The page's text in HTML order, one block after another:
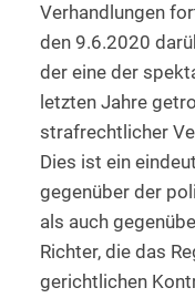
Verhandlungen
den 9.6.2020
der eine der
letzten Jahre
strafrechtlicher
Dies ist ein
gegenüber der
als auch
Richter, die das
gerichtlichen